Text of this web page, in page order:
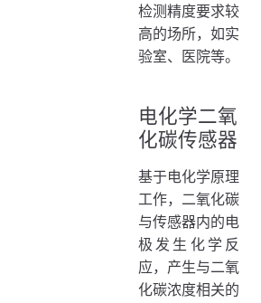
检测精度要求较
高的场所，如实
验室、医院等。
电化学二氧
化碳传感器
基于电化学原理
工作，二氧化碳
与传感器内的电
极发生化学反
应，产生与二氧
化碳浓度相关的